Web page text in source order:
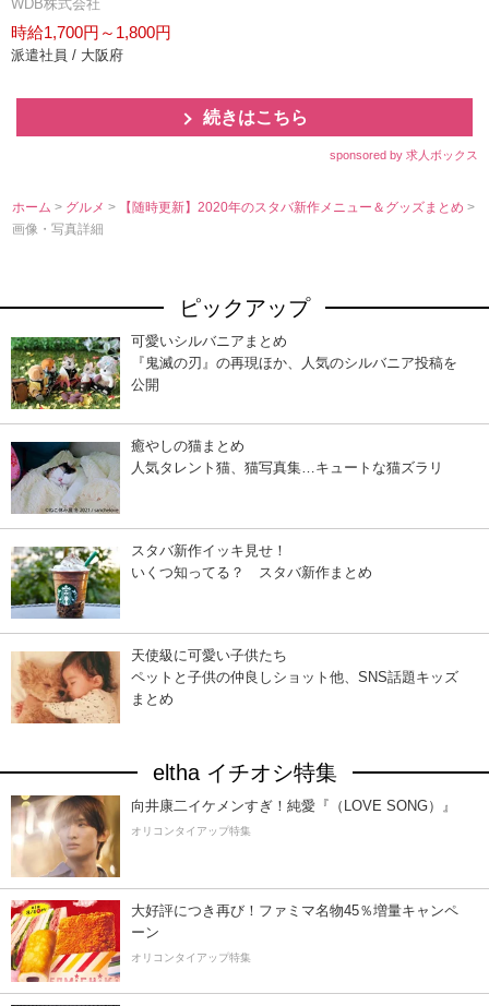
WDB株式会社
時給1,700円～1,800円
派遣社員 / 大阪府
続きはこちら
sponsored by 求人ボックス
ホーム > グルメ> 【随時更新】2020年のスタバ新作メニュー＆グッズまとめ>
画像・写真詳細
ピックアップ
可愛いシルバニアまとめ
『鬼滅の刃』の再現ほか、人気のシルバニア投稿を
公開
癒やしの猫まとめ
人気タレント猫、猫写真集…キュートな猫ズラリ
スタバ新作イッキ見せ！
いくつ知ってる？ スタバ新作まとめ
天使級に可愛い子供たち
ペットと子供の仲良しショット他、SNS話題キッズ
まとめ
eltha イチオシ特集
向井康二イケメンすぎ！純愛『（LOVE SONG）』
オリコンタイアップ特集
大好評につき再び！ファミマ名物45％増量キャンペ
ーン
オリコンタイアップ特集